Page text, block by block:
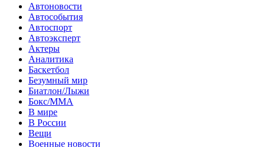
Автоновости
Автособытия
Автоспорт
Автоэксперт
Актеры
Аналитика
Баскетбол
Безумный мир
Биатлон/Лыжи
Бокс/MMA
В мире
В России
Вещи
Военные новости